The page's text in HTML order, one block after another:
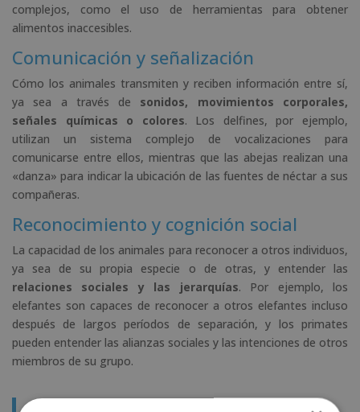
complejos, como el uso de herramientas para obtener
alimentos inaccesibles.
Comunicación y señalización
Cómo los animales transmiten y reciben información entre sí,
ya sea a través de sonidos, movimientos corporales,
señales químicas o colores. Los delfines, por ejemplo,
utilizan un sistema complejo de vocalizaciones para
comunicarse entre ellos, mientras que las abejas realizan una
«danza» para indicar la ubicación de las fuentes de néctar a sus
compañeras.
Reconocimiento y cognición social
La capacidad de los animales para reconocer a otros individuos,
ya sea de su propia especie o de otras, y entender las
relaciones sociales y las jerarquías. Por ejemplo, los
elefantes son capaces de reconocer a otros elefantes incluso
después de largos períodos de separación, y los primates
pueden entender las alianzas sociales y las intenciones de otros
miembros de su grupo.
Te puede interesar: